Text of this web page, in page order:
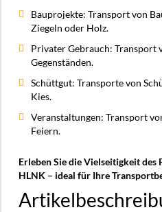
Bauprojekte: Transport von
Ziegeln oder Holz.
Privater Gebrauch: Transport
Gegenständen.
Schüttgut: Transporte von
Kies.
Veranstaltungen: Transport
Feiern.
Erleben Sie die Vielseitigkeit
HLNK – ideal für Ihre